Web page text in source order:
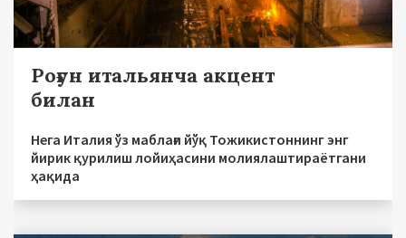
Роғун итальянча акцент
билан
Нега Италия ўз маблағи йўқ Тожикистоннинг энг
йирик қурилиш лойиҳасини молиялаштираётгани
ҳақида